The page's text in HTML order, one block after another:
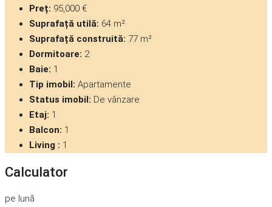
Preț: 95,000 €
Suprafață utilă: 64 m²
Suprafață construită: 77 m²
Dormitoare: 2
Baie: 1
Tip imobil: Apartamente
Status imobil: De vânzare
Etaj: 1
Balcon: 1
Living : 1
Calculator
pe lună